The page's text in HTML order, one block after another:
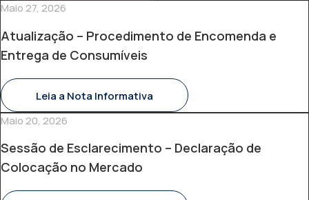
Maio 27, 2026
Atualização – Procedimento de Encomenda e
Entrega de Consumíveis
Leia a Nota Informativa
Maio 20, 2026
Sessão de Esclarecimento – Declaração de
Colocação no Mercado